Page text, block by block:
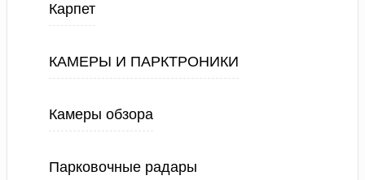
Карпет
КАМЕРЫ И ПАРКТРОНИКИ
Камеры обзора
Парковочные радары